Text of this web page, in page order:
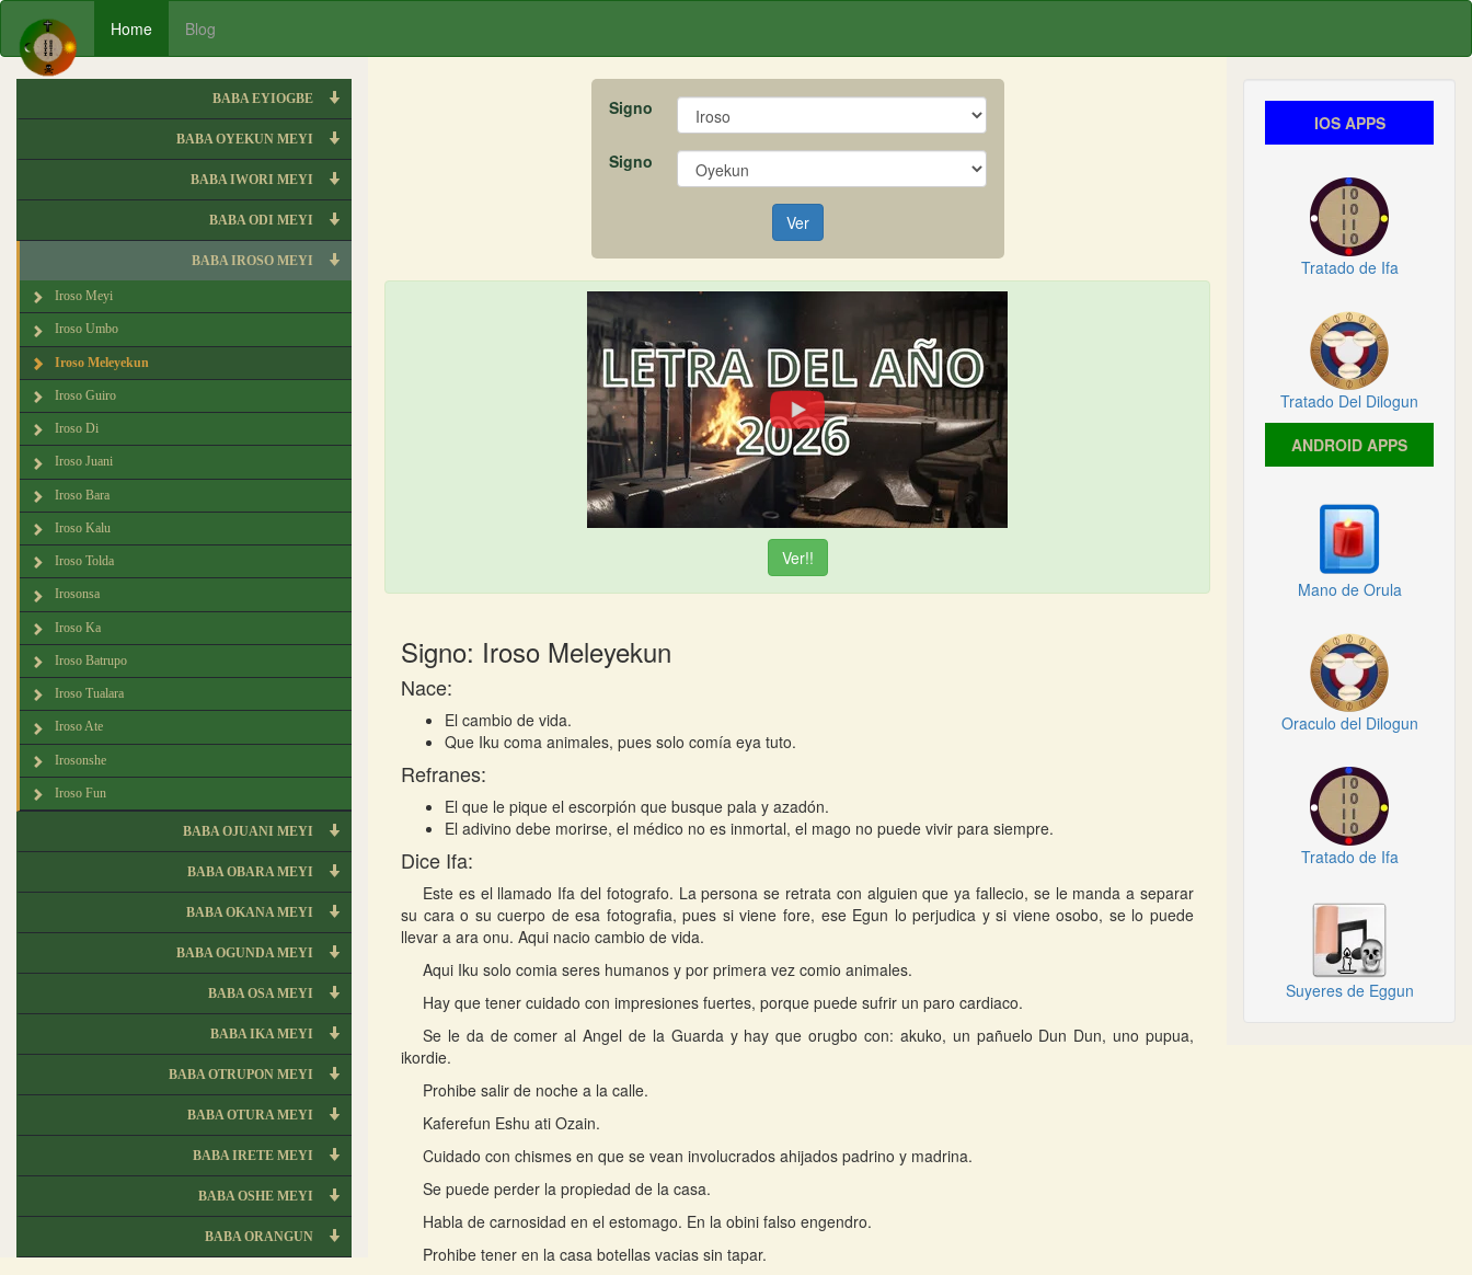
Home Blog
BABA EYIOGBE
BABA OYEKUN MEYI
BABA IWORI MEYI
BABA ODI MEYI
BABA IROSO MEYI
Iroso Meyi
Iroso Umbo
Iroso Meleyekun
Iroso Guiro
Iroso Di
Iroso Juani
Iroso Bara
Iroso Kalu
Iroso Tolda
Irosonsa
Iroso Ka
Iroso Batrupo
Iroso Tualara
Iroso Ate
Irosonshe
Iroso Fun
BABA OJUANI MEYI
BABA OBARA MEYI
BABA OKANA MEYI
BABA OGUNDA MEYI
BABA OSA MEYI
BABA IKA MEYI
BABA OTRUPON MEYI
BABA OTURA MEYI
BABA IRETE MEYI
BABA OSHE MEYI
BABA ORANGUN
Signo
Signo
Ver
Ver!!
Signo: Iroso Meleyekun
Nace:
El cambio de vida.
Que Iku coma animales, pues solo comía eya tuto.
Refranes:
El que le pique el escorpión que busque pala y azadón.
El adivino debe morirse, el médico no es inmortal, el mago no puede vivir para siempre.
Dice Ifa:
Este es el llamado Ifa del fotografo. La persona se retrata con alguien que ya fallecio, se le manda a separar
su cara o su cuerpo de esa fotografia, pues si viene fore, ese Egun lo perjudica y si viene osobo, se lo puede
llevar a ara onu. Aqui nacio cambio de vida.
Aqui Iku solo comia seres humanos y por primera vez comio animales.
Hay que tener cuidado con impresiones fuertes, porque puede sufrir un paro cardiaco.
Se le da de comer al Angel de la Guarda y hay que orugbo con: akuko, un pañuelo Dun Dun, uno pupua,
ikordie.
Prohibe salir de noche a la calle.
Kaferefun Eshu ati Ozain.
Cuidado con chismes en que se vean involucrados ahijados padrino y madrina.
Se puede perder la propiedad de la casa.
Habla de carnosidad en el estomago. En la obini falso engendro.
Prohibe tener en la casa botellas vacias sin tapar.
IOS APPS
Tratado de Ifa
Tratado Del Dilogun
ANDROID APPS
Mano de Orula
Oraculo del Dilogun
Tratado de Ifa
Suyeres de Eggun